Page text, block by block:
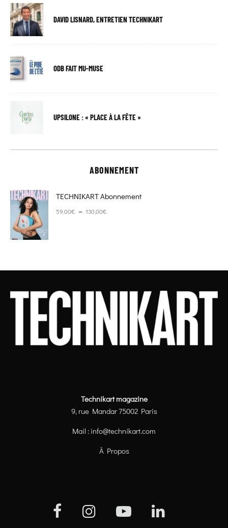
DAVID LISNARD, ENTRETIEN TECHNIKART
ODB FAIT MU-MUSE
UPSILONE : « PLACE À LA FÊTE »
ABONNEMENT
TECHNIKART Abonnement
59,00€ – 130,00€
Technikart magazine
9, rue Mandar 75002 Paris
Mail : info@technikart.com
À Propos